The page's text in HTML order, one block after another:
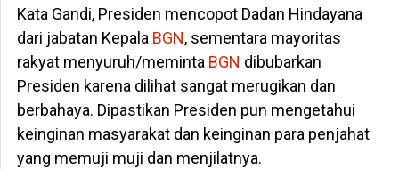
Kata Gandi, Presiden mencopot Dadan Hindayana
dari jabatan Kepala BGN, sementara mayoritas
rakyat menyuruh/meminta BGN dibubarkan
Presiden karena dilihat sangat merugikan dan
berbahaya. Dipastikan Presiden pun mengetahui
keinginan masyarakat dan keinginan para penjahat
yang memuji muji dan menjilatnya.